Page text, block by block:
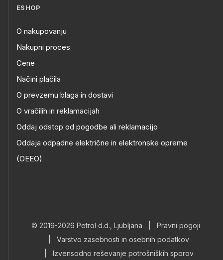
ESHOP
O nakupovanju
Nakupni proces
Cene
Načini plačila
O prevzemu blaga in dostavi
O vračilih in reklamacijah
Oddaj odstop od pogodbe ali reklamacijo
Oddaja odpadne električne in elektronske opreme
(OEEO)
© 2019-2026 Petrol d.d., Ljubljana
Pravni pogoji
Varstvo zasebnosti in osebnih podatkov
Izvensodno reševanje potrošniških sporov